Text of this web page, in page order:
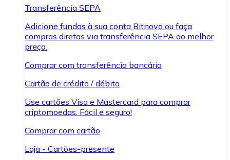
Transferência SEPA
Adicione fundos à sua conta Bitnovo ou faça
compras diretas via transferência SEPA ao melhor
preço.
Comprar com transferência bancária
Cartão de crédito / débito
Use cartões Visa e Mastercard para comprar
criptomoedas. Fácil e seguro!
Comprar com cartão
Loja - Cartões-presente